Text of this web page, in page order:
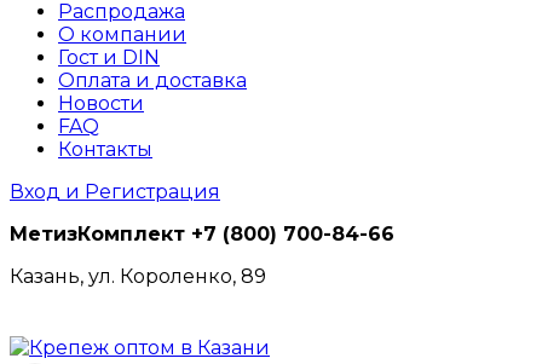
Распродажа
О компании
Гост и DIN
Оплата и доставка
Новости
FAQ
Контакты
Вход и Регистрация
МетизКомплект +7 (800) 700-84-66
Казань, ул. Короленко, 89